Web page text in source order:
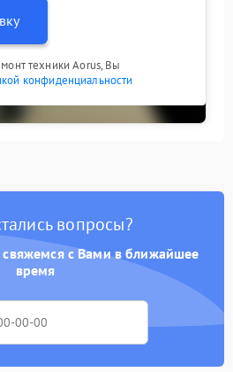
техники Aorus, Вы
конфиденциальности
вопросы?
свяжемся с Вами в ближайшее
время